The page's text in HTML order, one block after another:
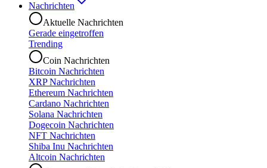
Nachrichten
Aktuelle Nachrichten
Gerade eingetroffen
Trending
Coin Nachrichten
Bitcoin Nachrichten
XRP Nachrichten
Ethereum Nachrichten
Cardano Nachrichten
Solana Nachrichten
Dogecoin Nachrichten
NFT Nachrichten
Shiba Inu Nachrichten
Altcoin Nachrichten